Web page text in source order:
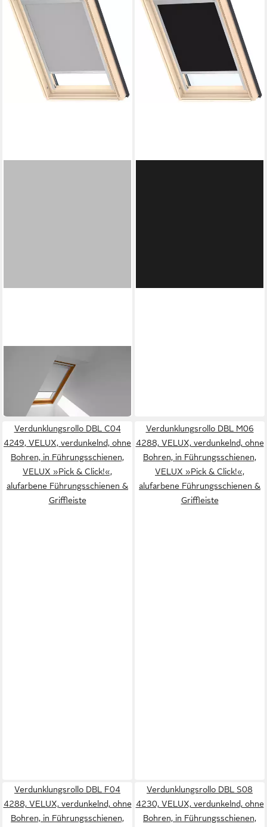
Verdunklungsrollo DBL U04
108,34 €
in 6-8 Werktagen bei dir
Verdunklungsrollo DBL C04
4249, VELUX, verdunkelnd, ohne
Bohren, in Führungsschienen,
VELUX »Pick & Click!«,
alufarbene Führungsschienen &
Griffleiste
Verdunklungsrollo DBL M06
4288, VELUX, verdunkelnd, ohne
Bohren, in Führungsschienen,
VELUX »Pick & Click!«,
alufarbene Führungsschienen &
Griffleiste
Verdunklungsrollo DBL F04
4288, VELUX, verdunkelnd, ohne
Bohren, in Führungsschienen,
Verdunklungsrollo DBL S08
4230, VELUX, verdunkelnd, ohne
Bohren, in Führungsschienen,